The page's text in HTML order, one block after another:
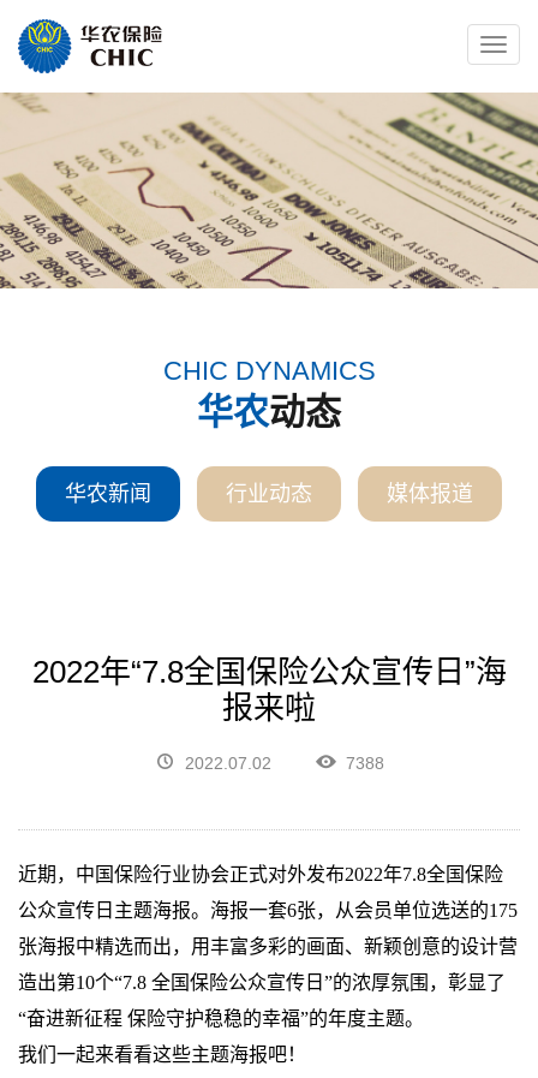
Toggle
CHIC DYNAMICS
华农动态
华农新闻 行业动态 媒体报道
2022年“7.8全国保险公众宣传日”海
报来啦
2022.07.02 7388
近期，中国保险行业协会正式对外发布2022年7.8全国保险
公众宣传日主题海报。海报一套6张，从会员单位选送的175
张海报中精选而出，用丰富多彩的画面、新颖创意的设计营
造出第10个“7.8 全国保险公众宣传日 ”的浓厚氛围，彰显了
“奋进新征程 保险守护稳稳的幸福”的年度主题。
我们一起来看看这些主题海报吧！